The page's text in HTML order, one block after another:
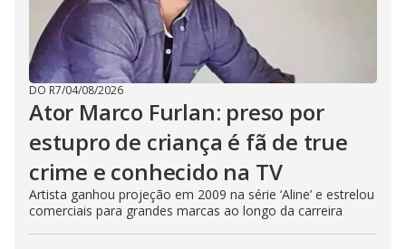
DO R7/04/08/2026
Ator Marco Furlan: preso por
estupro de criança é fã de true
crime e conhecido na TV
Artista ganhou projeção em 2009 na série ‘Aline’ e estrelou
comerciais para grandes marcas ao longo da carreira